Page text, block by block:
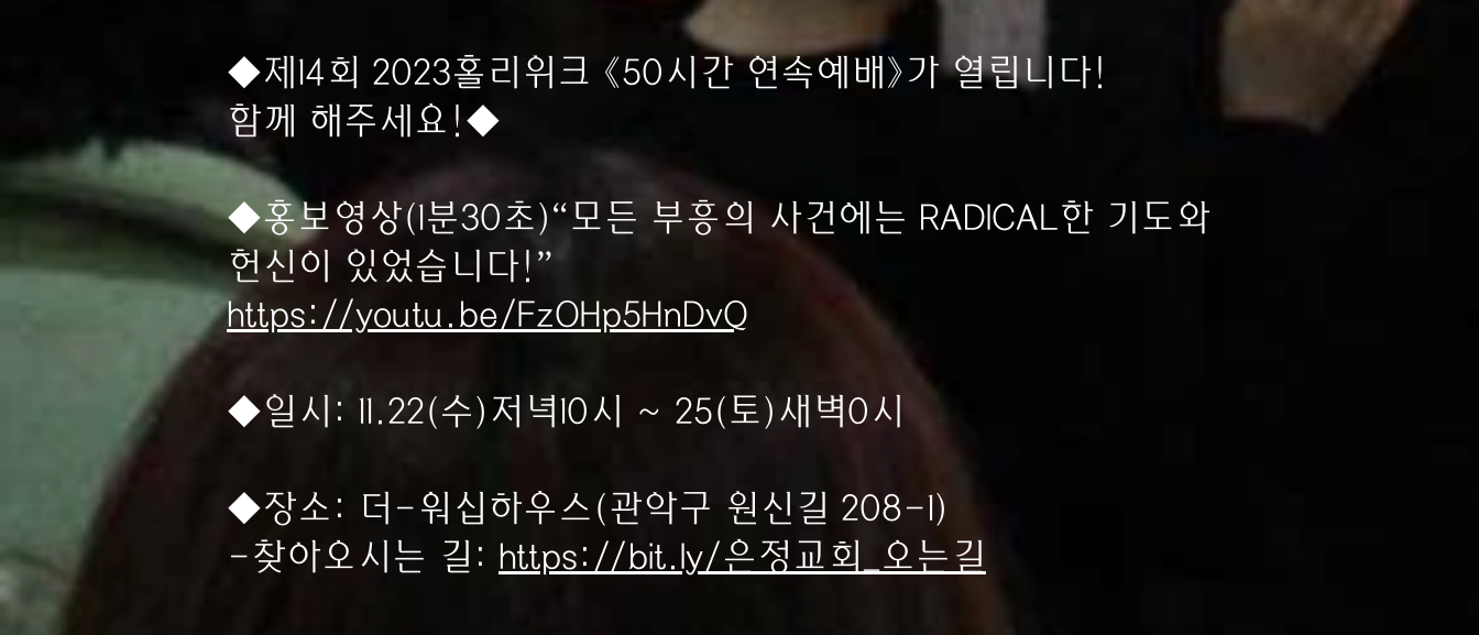
◆제14회 2023홀리위크 《50시간 연속예배》가 열립니다!
함께 해주세요!◆
◆홍보영상(1분30초)“모든 부흥의 사건에는 RADICAL한 기도와
헌신이 있었습니다!”
https://youtu.be/FzOHp5HnDvQ
◆일시: 11.22(수)저녁10시 ~ 25(토)새벽0시
◆장소: 더-워십하우스(관악구 원신길 208-1)
-찾아오시는 길: https://bit.ly/은정교회_오는길